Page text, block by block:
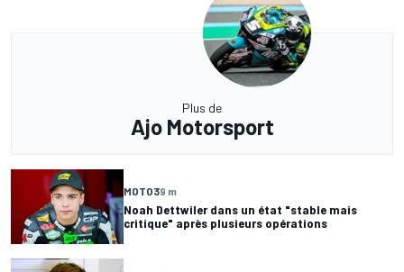
Plus de
Ajo Motorsport
MOTO39 m
Noah Dettwiler dans un état "stable mais
critique" après plusieurs opérations